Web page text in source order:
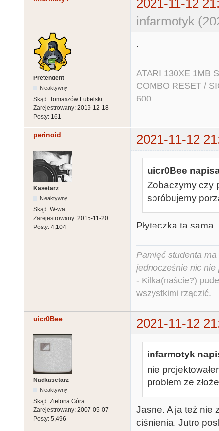
2021-11-12
infarmotyk
Pretendent
Nieaktywny
Skąd: Tomaszów Lubelski
Zarejestrowany: 2019-12-18
Posty: 161
.
ATARI 130XE 1MB
COMBO RESET /
600
perinoid 2021-11-12
Kasetarz
Nieaktywny
Skąd: W-wa
Zarejestrowany: 2015-11-20
Posty: 4,104
uicr0Bee
Zobaczymy czy
spróbujemy
Płyteczka ta
Pamięć studenta
jednocześnie nic nie
- Kilka(naście?)
wszystkimi rządzić.
uicr0Bee 2021-11-12
Nadkasetarz
Nieaktywny
Skąd: Zielona Góra
Zarejestrowany: 2007-05-07
Posty: 5,496
infarmotyk
nie
problem ze
Jasne. A ja też nie
ciśnienia. Jutro